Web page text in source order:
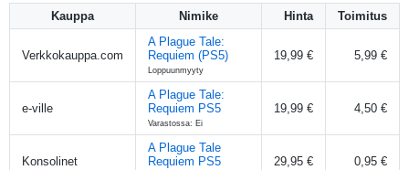
Kauppa
Nimike Hinta Toimitus
Verkkokauppa.com
A Plague Tale:
Requiem (PS5)
Loppuunmyyty
19,99 € 5,99 €
e-ville
A Plague Tale:
Requiem PS5
Varastossa: Ei
19,99 € 4,50 €
Konsolinet
A Plague Tale
Requiem PS5
29,95 € 0,95 €